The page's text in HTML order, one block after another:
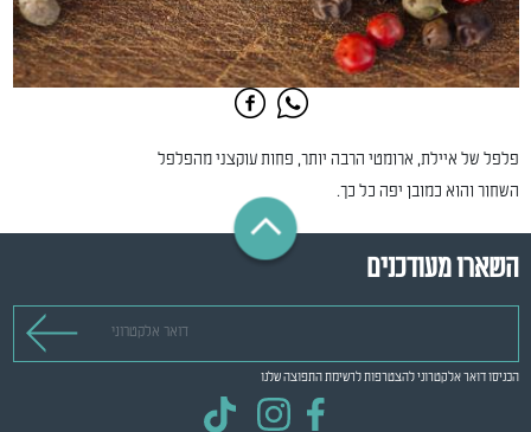
פלפל של איילת, ארומטי הרבה יותר, פחות עוקצני מהפלפל
השחור והוא כמובן יפה כל כך.
השארו מעודכנים
הכניסו דואר אלקטרוני להצטרפות לרשימת התפוצה שלנו